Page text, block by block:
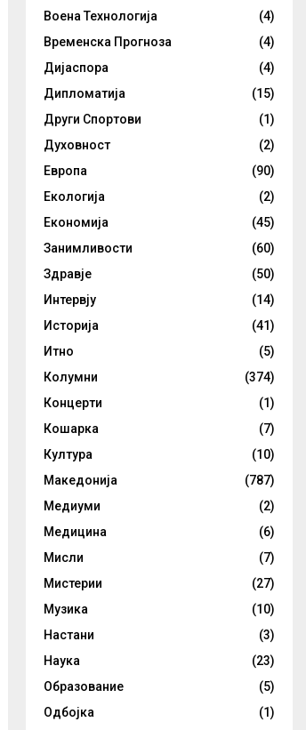
Воена Технологија
(4)
Временска Прогноза
(4)
Дијаспора
(4)
Дипломатија
(15)
Други Спортови
(1)
Духовност
(2)
Европа
(90)
Екологија
(2)
Економија
(45)
Занимливости
(60)
Здравје
(50)
Интервју
(14)
Историја
(41)
Итно
(5)
Колумни
(374)
Концерти
(1)
Кошарка
(7)
Култура
(10)
Македонија
(787)
Медиуми
(2)
Медицина
(6)
Мисли
(7)
Мистерии
(27)
Музика
(10)
Настани
(3)
Наука
(23)
Образование
(5)
Одбојка
(1)